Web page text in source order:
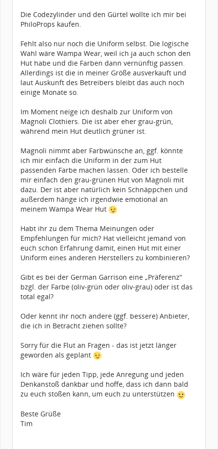
Die Codezylinder und den Gürtel wollte ich mir bei
PhiloProps kaufen.
Fehlt also nur noch die Uniform selbst. Die logische
Wahl wäre Wampa Wear, weil ich ja auch schon den
Hut habe und die Farben dann vernünftig passen.
Allerdings ist die in meiner Größe ausverkauft und
laut Auskunft des Betreibers bleibt das auch noch
einige Monate so.
Im Moment neige ich deshalb zur Uniform von
Magnoli Clothiers. Die ist aber eher grau-grün,
während mein Hut deutlich grüner ist.
Magnoli nimmt aber Farbwünsche an, ggf. könnte
ich mir einfach die Uniform in der zum Hut
passenden Farbe machen lassen. Oder ich bestelle
mir einfach den grau-grünen Hut von Magnoli mit
dazu. Der ist aber natürlich kein Schnäppchen und
außerdem hänge ich irgendwie emotional an
meinem Wampa Wear Hut
Habt ihr zu dem Thema Meinungen oder
Empfehlungen für mich? Hat vielleicht jemand von
euch schon Erfahrung damit, einen Hut mit einer
Uniform eines anderen Herstellers zu kombinieren?
Gibt es bei der German Garrison eine „Präferenz“
bzgl. der Farbe (oliv-grün oder oliv-grau) oder ist das
total egal?
Oder kennt ihr noch andere (ggf. bessere) Anbieter,
die ich in Betracht ziehen sollte?
Sorry für die Flut an Fragen - das ist jetzt länger
geworden als geplant
Ich wäre für jeden Tipp, jede Anregung und jeden
Denkanstoß dankbar und hoffe, dass ich dann bald
zu euch stoßen kann, um euch zu unterstützen
Beste Grüße
Tim